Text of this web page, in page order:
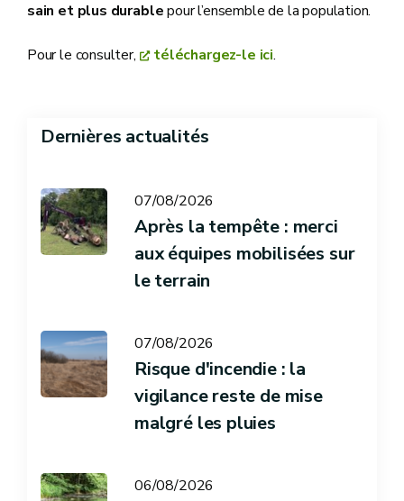
sain et plus durablepour l’ensemble de la population.
Pour le consulter, téléchargez-le ici.
Dernières actualités
07/08/2026
Après la tempête : merci
aux équipes mobilisées sur
le terrain
07/08/2026
Risque d'incendie : la
vigilance reste de mise
malgré les pluies
06/08/2026